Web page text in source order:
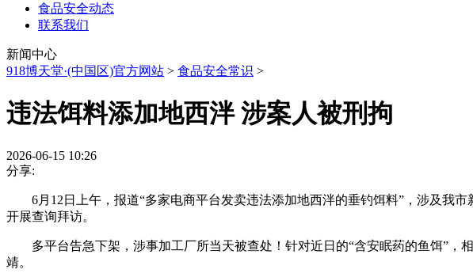
食品安全动态
联系我们
新闻中心
918博天堂·(中国区)官方网站 > 食品安全常识 >
违法饵料添加地西泮 涉案人被刑拘
2026-06-15 10:26
分享:
6月12日上午，报道“多家电商平台发卖违法添加地西泮的垂钓饵料”，涉及我市
开展查询拜访。
多平台告急下架，涉事加工厂所当天被查处！针对近日的“含安眠药的鱼饵”，
靖。